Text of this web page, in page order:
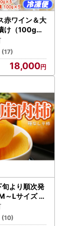
ください。
設されていま
載されてお
るサイト、既
しています。
るにあたり、
扱票を郵送し
。
。
るものです。
います。
中身に異常が
。
お願いいたし
赤ワイン＆大
け（100g×
(17)
18,000
旬より順次発
～Lサイズ 7.
：2026.10
(10)